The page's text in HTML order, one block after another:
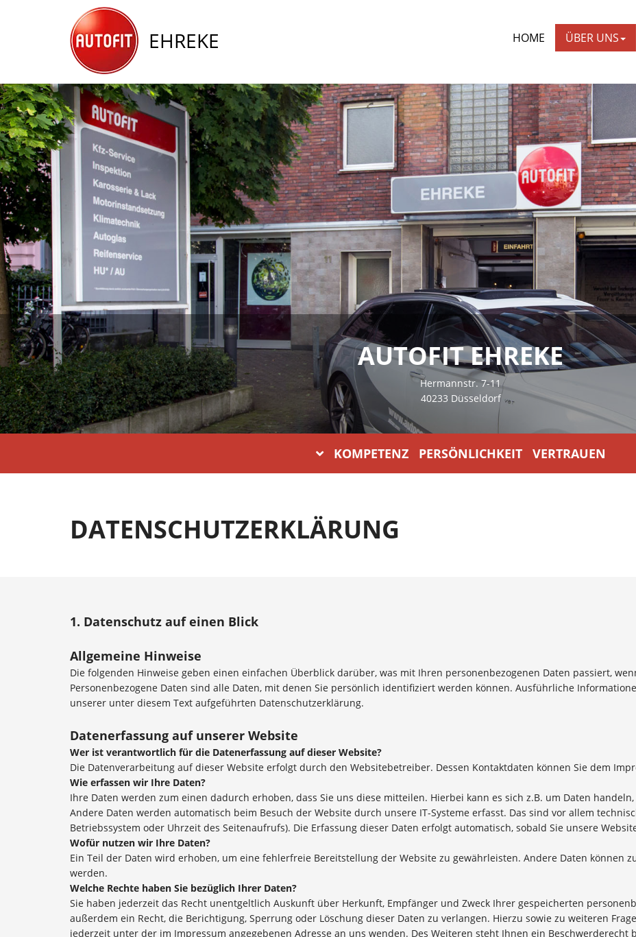
EHREKE HOME ÜBER UNS
AUTOFIT EHREKE
Hermannstr. 7-11
40233 Düsseldorf
KOMPETENZ PERSÖNLICHKEIT VERTRAUEN
DATENSCHUTZERKLÄRUNG
1. Datenschutz auf einen Blick
Allgemeine Hinweise
Die folgenden Hinweise geben einen einfachen Überblick darüber, was mit Ihren personenbezogenen Daten passiert,
Personenbezogene Daten sind alle Daten, mit denen Sie persönlich identifiziert werden können. Ausführliche
unserer unter diesem Text aufgeführten Datenschutzerklärung.
Datenerfassung auf unserer Website
Wer ist verantwortlich für die Datenerfassung auf dieser Website?
Die Datenverarbeitung auf dieser Website erfolgt durch den Websitebetreiber. Dessen Kontaktdaten können Sie dem
Wie erfassen wir Ihre Daten?
Ihre Daten werden zum einen dadurch erhoben, dass Sie uns diese mitteilen. Hierbei kann es sich z.B. um Daten
Andere Daten werden automatisch beim Besuch der Website durch unsere IT-Systeme erfasst. Das sind vor allem
Betriebssystem oder Uhrzeit des Seitenaufrufs). Die Erfassung dieser Daten erfolgt automatisch, sobald Sie unsere
Wofür nutzen wir Ihre Daten?
Ein Teil der Daten wird erhoben, um eine fehlerfreie Bereitstellung der Website zu gewährleisten. Andere Daten können
werden.
Welche Rechte haben Sie bezüglich Ihrer Daten?
Sie haben jederzeit das Recht unentgeltlich Auskunft über Herkunft, Empfänger und Zweck Ihrer gespeicherten
außerdem ein Recht, die Berichtigung, Sperrung oder Löschung dieser Daten zu verlangen. Hierzu sowie zu weiteren
jederzeit unter der im Impressum angegebenen Adresse an uns wenden. Des Weiteren steht Ihnen ein